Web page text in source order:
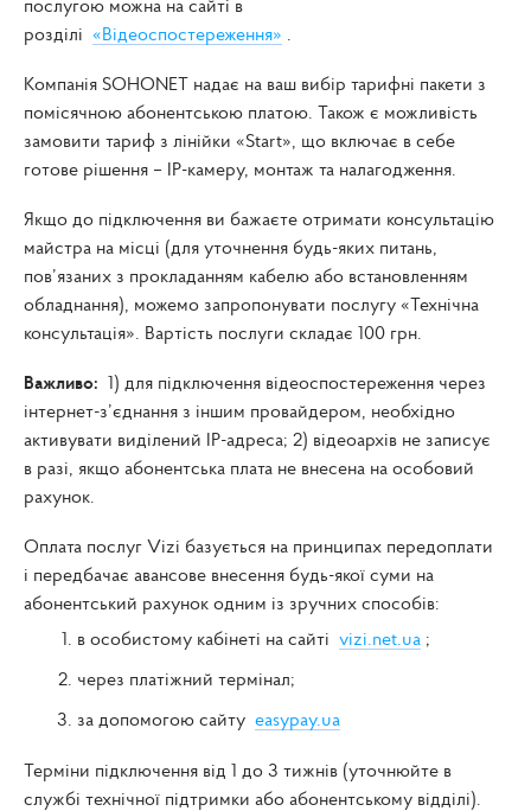
послугою можна на сайті в
розділі «Відеоспостереження» .
Компанія SOHONET надає на ваш вибір тарифні пакети з
помісячною абонентською платою. Також є можливість
замовити тариф з лінійки «Start», що включає в себе
готове рішення – IP-камеру, монтаж та налагодження.
Якщо до підключення ви бажаєте отримати консультацію
майстра на місці (для уточнення будь-яких питань,
пов’язаних з прокладанням кабелю або встановленням
обладнання), можемо запропонувати послугу «Технічна
консультація». Вартість послуги складає 100 грн.
Важливо: 1) для підключення відеоспостереження через
інтернет-з’єднання з іншим провайдером, необхідно
активувати виділений IP-адреса; 2) відеоархів не записує
в разі, якщо абонентська плата не внесена на особовий
рахунок.
Оплата послуг Vizi базується на принципах передоплати
і передбачає авансове внесення будь-якої суми на
абонентський рахунок одним із зручних способів:
в особистому кабінеті на сайті vizi.net.ua ;
через платіжний термінал;
за допомогою сайту easypay.ua
Терміни підключення від 1 до 3 тижнів (уточнюйте в
службі технічної підтримки або абонентському відділі).